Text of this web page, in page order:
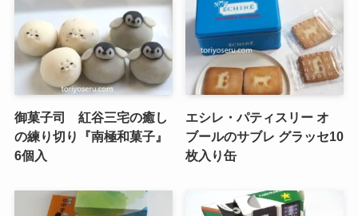
御菓子司 紅谷三宅の癒し
の練り切り『南極和菓子』
6個入
エシレ・パティスリー オ
ブールのサブレ グラッセ10
枚入り缶